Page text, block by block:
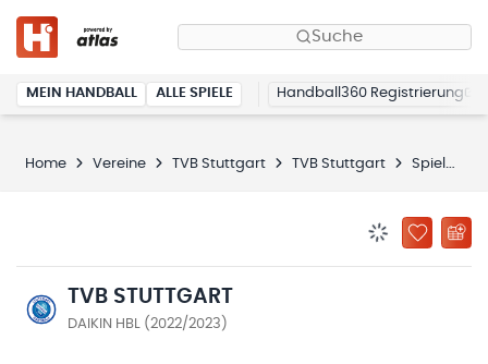
Suche
MEIN HANDBALL ALLE SPIELE Handball360 Registrierung
Home Vereine TVB Stuttgart TVB Stuttgart Spielplan
ZU
TVB STUTTGART
DAIKIN HBL (2022/2023)